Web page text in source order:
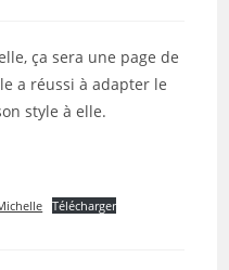
ça sera une page de
a réussi à adapter le
style à elle.
Télécharger